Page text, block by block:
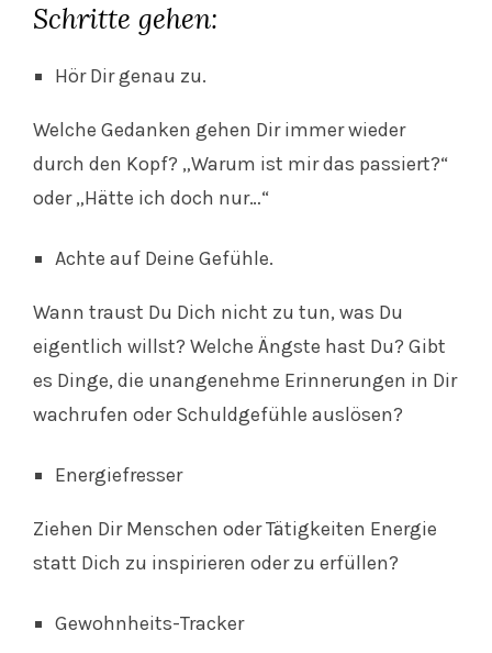
Schritte gehen:
Hör Dir genau zu.
Welche Gedanken gehen Dir immer wieder
durch den Kopf? „Warum ist mir das passiert?“
oder „Hätte ich doch nur…“
Achte auf Deine Gefühle.
Wann traust Du Dich nicht zu tun, was Du
eigentlich willst? Welche Ängste hast Du? Gibt
es Dinge, die unangenehme Erinnerungen in Dir
wachrufen oder Schuldgefühle auslösen?
Energiefresser
Ziehen Dir Menschen oder Tätigkeiten Energie
statt Dich zu inspirieren oder zu erfüllen?
Gewohnheits-Tracker